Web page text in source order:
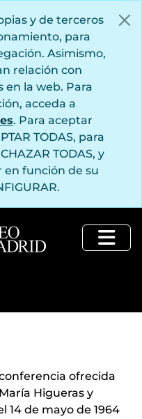
y de terceros
para
Asimismo,
relación con
la web. Para
acceda a
. Para aceptar
TODAS, para
TODAS, y
en función de su
ofrecida
Higueras y
14 de mayo de 1964